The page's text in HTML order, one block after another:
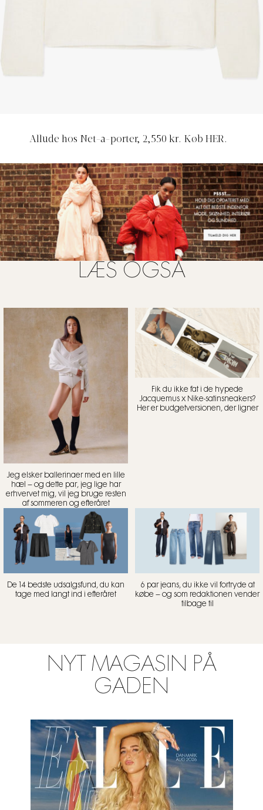
Allude hos Net-a-porter, 2,550 kr. Køb HER
LÆS OGSÅ
Jeg elsker ballerinaer med en lille
hæl – og dette par, jeg lige har
erhvervet mig, vil jeg bruge resten
af sommeren og efteråret
Fik du ikke fat i de hypede
Jacquemus x Nike-satinsneakers?
Her er budgetversionen, der ligner
De 14 bedste udsalgsfund, du kan
tage med langt ind i efteråret
6 par jeans, du ikke vil fortryde at
købe – og som redaktionen vender
tilbage til
NYT MAGASIN PÅ
GADEN